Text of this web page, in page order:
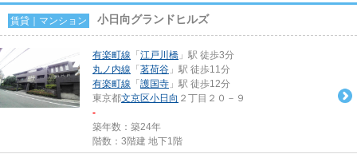
賃貸｜マンション 小日向グランドヒルズ
有楽町線 「 江戸川橋 」駅 徒歩3分
丸ノ内線 「 茗荷谷 」駅 徒歩11分
有楽町線 「 護国寺 」駅 徒歩12分
東京都文京区小日向 ２丁目２０－９
-
築年数：築24年
階数：3階建 地下1階